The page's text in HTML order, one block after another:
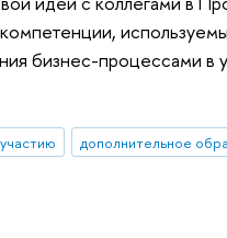
бизнес-процессами
дополнительное